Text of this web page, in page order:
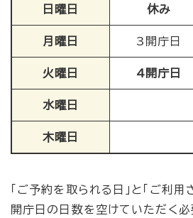
日曜日 休み
月曜日 3開庁日
火曜日 4開庁日
水曜日
木曜日
「ご予約を取られる日」と「ご利
開庁日の日数を空けていただく必